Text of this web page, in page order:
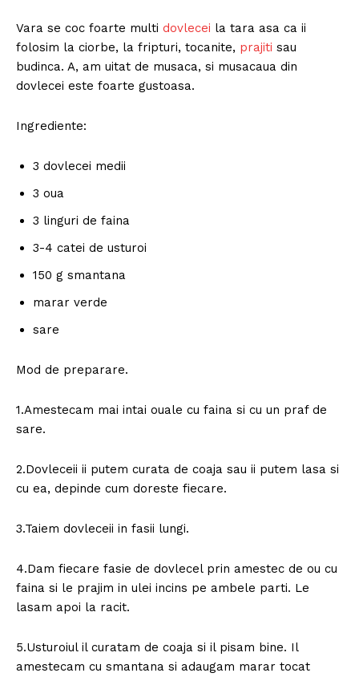
Vara se coc foarte multi dovlecei la tara asa ca ii
folosim la ciorbe, la fripturi, tocanite, prajiti sau
budinca. A, am uitat de musaca, si musacaua din
dovlecei este foarte gustoasa.
Ingrediente:
3 dovlecei medii
3 oua
3 linguri de faina
3-4 catei de usturoi
150 g smantana
marar verde
sare
Mod de preparare.
1.Amestecam mai intai ouale cu faina si cu un praf de
sare.
2.Dovleceii ii putem curata de coaja sau ii putem lasa si
cu ea, depinde cum doreste fiecare.
3.Taiem dovleceii in fasii lungi.
4.Dam fiecare fasie de dovlecel prin amestec de ou cu
faina si le prajim in ulei incins pe ambele parti. Le
lasam apoi la racit.
5.Usturoiul il curatam de coaja si il pisam bine. Il
amestecam cu smantana si adaugam marar tocat